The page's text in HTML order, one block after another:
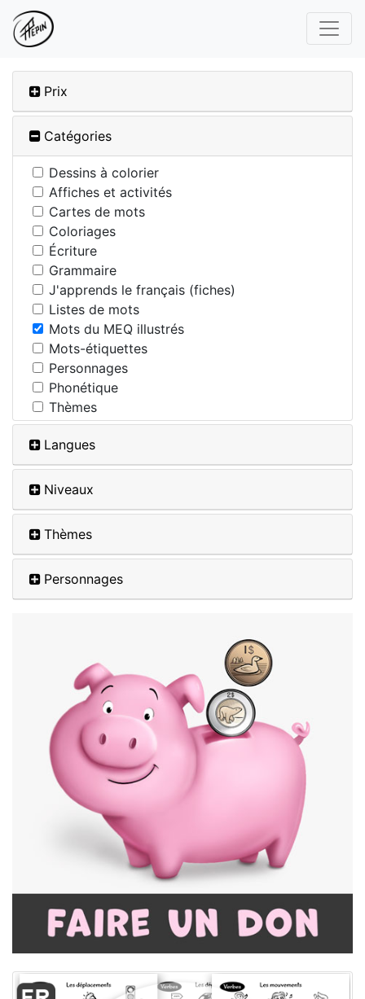
Prix
Catégories
Dessins à colorier
Affiches et activités
Cartes de mots
Coloriages
Écriture
Grammaire
J'apprends le français (fiches)
Listes de mots
Mots du MEQ illustrés
Mots-étiquettes
Personnages
Phonétique
Thèmes
Langues
Niveaux
Thèmes
Personnages